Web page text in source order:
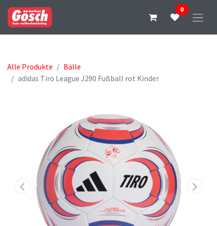
0
Alle Produkte
Bälle
adidas Tiro League J290 Fußball rot Kinder